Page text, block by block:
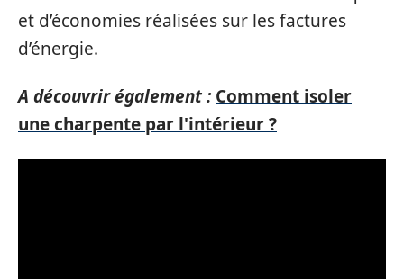
et d’économies réalisées sur les factures
d’énergie.
A découvrir également : Comment isoler
une charpente par l'intérieur ?